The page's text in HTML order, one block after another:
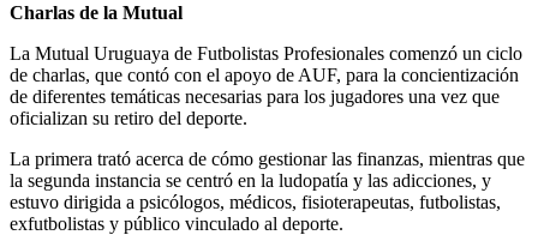
Charlas de la Mutual
La Mutual Uruguaya de Futbolistas Profesionales comenzó un ciclo
de charlas, que contó con el apoyo de AUF, para la concientización
de diferentes temáticas necesarias para los jugadores una vez que
oficializan su retiro del deporte.
La primera trató acerca de cómo gestionar las finanzas, mientras que
la segunda instancia se centró en la ludopatía y las adicciones, y
estuvo dirigida a psicólogos, médicos, fisioterapeutas, futbolistas,
exfutbolistas y público vinculado al deporte.